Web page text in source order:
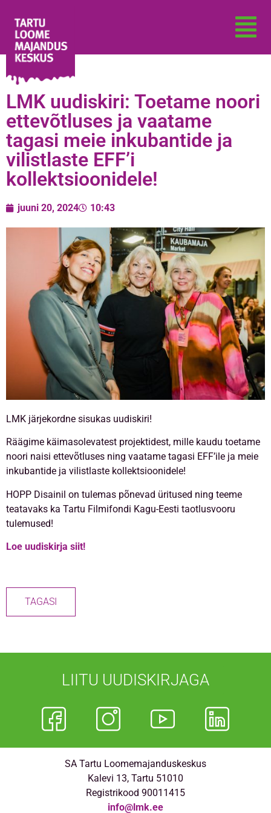
LMK uudiskiri: Toetame noori
ettevõtluses ja vaatame
tagasi meie inkubantide ja
vilistlaste EFF’i
kollektsioonidele!
juuni 20, 2024 10:43
LMK järjekordne sisukas uudiskiri!
Räägime käimasolevatest projektidest, mille kaudu toetame
noori naisi ettevõtluses ning vaatame tagasi EFF’ile ja meie
inkubantide ja vilistlaste kollektsioonidele!
HOPP Disainil on tulemas põnevad üritused ning teeme
teatavaks ka Tartu Filmifondi Kagu-Eesti taotlusvooru
tulemused!
Loe uudiskirja siit!
TAGASI
LIITU UUDISKIRJAGA
SA Tartu Loomemajanduskeskus
Kalevi 13, Tartu 51010
Registrikood 90011415
info@lmk.ee